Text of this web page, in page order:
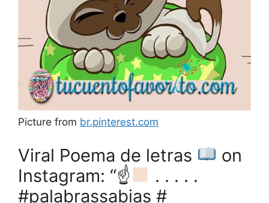
Picture from br.pinterest.com
Viral Poema de letras
on
Instagram: “☝
. . . . .
#palabrassabias #